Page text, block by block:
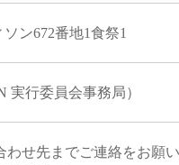
ン672番地1食祭1
実行委員会事務局）
せ先までご連絡をお願い